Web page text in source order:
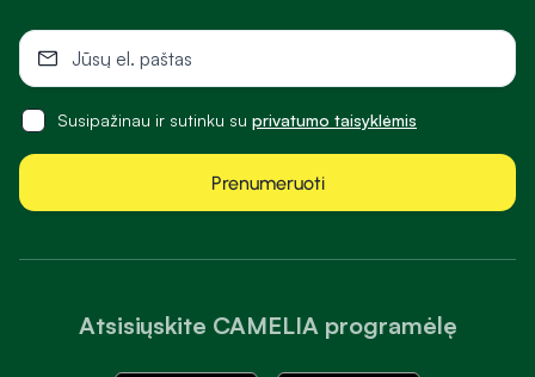
Atsisiųskite CAMELIA programėlę
Susipažinau ir sutinku su privatumo taisyklėmis
Prenumeruoti